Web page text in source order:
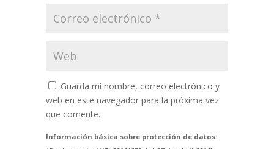
Guarda mi nombre, correo electrónico y
web en este navegador para la próxima vez
que comente.
Información básica sobre protección de datos: